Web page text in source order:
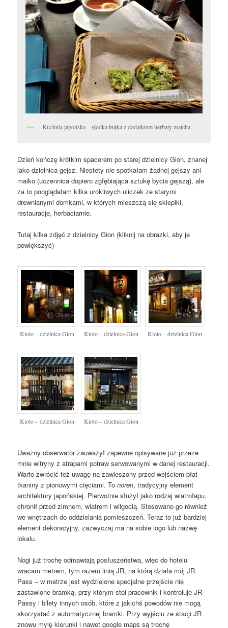
Kuchnia japońska – słodka bułka z dodatkiem herbaty matcha
Dzień kończę krótkim spacerem po starej dzielnicy Gion, znanej
jako dzielnica gejsz. Niestety nie spotkałam żadnej gejszy ani
maiko (uczennica dopiero zgłębiająca sztukę bycia gejszą), ale
za to pooglądałam kilka urokliwych uliczek ze starymi
drewnianymi domkami, w których mieszczą się sklepiki,
restauracje, herbaciarnie.
Tutaj kilka zdjęć z dzielnicy Gion (kliknij na obrazki, aby je
powiększyć)
Kioto – dzielnica Gion Kioto – dzielnica Gion Kioto – dzielnica Gion
Kioto – dzielnica Gion Kioto – dzielnica Gion
Uważny obserwator zauważył zapewne opisywane już przeze
mnie witryny z atrapami potraw serwowanymi w danej restauracji.
Warto zwrócić też uwagę na zawieszony przed wejściem płat
tkaniny z pionowymi cięciami. Tonoren, tradycyjny element
architektury japońskiej. Pierwotnie służył jako rodzaj wiatrołapu,
chronił przed zimnem, wiatrem i wilgocią. Stosowano go również
we wnętrzach do oddzielania pomieszczeń. Teraz to już bardziej
element dekoracyjny, zazwyczaj ma na sobie logo lub nazwę
lokalu.
Nogi już trochę odmawiają posłuszeństwa, więc do hotelu
wracam metrem, tym razem linią JR, na którą działa mój JR
Pass – w metrze jest wydzielone specjalne przejście nie
zastawione bramką, przy którym stoi pracownik i kontroluje JR
Passy i bilety innych osób, które z jakichś powodów nie mogą
skorzystać z automatycznej bramki. Przy wyjściu ze stacji JR
znowu mylę kierunki i nawet google maps są trochę